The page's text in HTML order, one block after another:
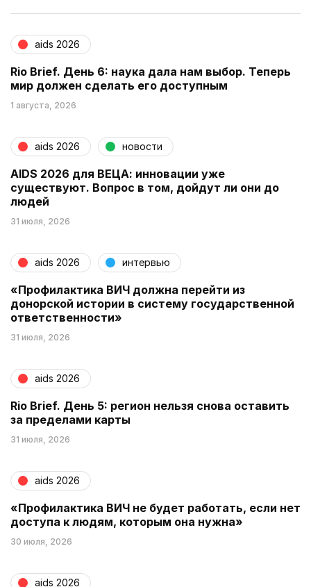
aids 2026
Rio Brief. День 6: наука дала нам выбор. Теперь
мир должен сделать его доступным
1 августа, 2026
aids 2026 новости
AIDS 2026 для ВЕЦА: инновации уже
существуют. Вопрос в том, дойдут ли они до
людей
31 июля, 2026
aids 2026 интервью
«Профилактика ВИЧ должна перейти из
донорской истории в систему государственной
ответственности»
31 июля, 2026
aids 2026
Rio Brief. День 5: регион нельзя снова оставить
за пределами карты
31 июля, 2026
aids 2026
«Профилактика ВИЧ не будет работать, если нет
доступа к людям, которым она нужна»
30 июля, 2026
aids 2026